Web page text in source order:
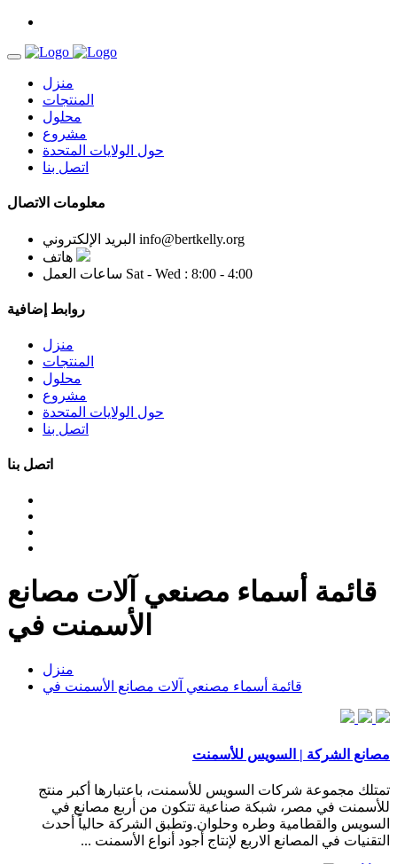
منزل
المنتجات
محلول
مشروع
حول الولايات المتحدة
اتصل بنا
معلومات الاتصال
البريد الإلكتروني info@bertkelly.org
هاتف
ساعات العمل Sat - Wed : 8:00 - 4:00
روابط إضافية
منزل
المنتجات
محلول
مشروع
حول الولايات المتحدة
اتصل بنا
اتصل بنا
قائمة أسماء مصنعي آلات مصانع
الأسمنت في
منزل
قائمة أسماء مصنعي آلات مصانع الأسمنت في
مصانع الشركة | السويس للأسمنت
تمتلك مجموعة شركات السويس للأسمنت، باعتبارها أكبر منتج
للأسمنت في مصر، شبكة صناعية تتكون من أربع مصانع في
السويس والقطامية وطره وحلوان.وتطبق الشركة حالياً أحدث
التقنيات في المصانع الاربع لإنتاج أجود أنواع الأسمنت ...